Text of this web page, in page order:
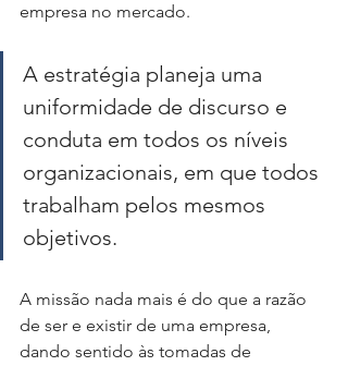
empresa no mercado.
A estratégia planeja uma
uniformidade de discurso e
conduta em todos os níveis
organizacionais, em que todos
trabalham pelos mesmos
objetivos.
A missão nada mais é do que a razão
de ser e existir de uma empresa,
dando sentido às tomadas de